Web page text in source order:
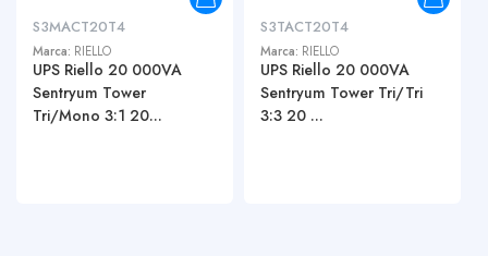
S3MACT20T4
Marca: RIELLO
UPS Riello 20 000VA
Sentryum Tower
Tri/Mono 3:1 20...
S3TACT20T4
Marca: RIELLO
UPS Riello 20 000VA
Sentryum Tower Tri/Tri
3:3 20 ...